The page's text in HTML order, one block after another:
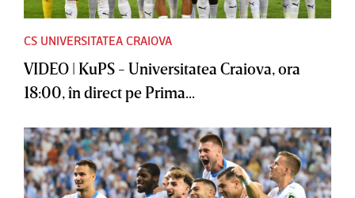
CS UNIVERSITATEA CRAIOVA
VIDEO | KuPS - Universitatea Craiova, ora
18:00, în direct pe Prima...